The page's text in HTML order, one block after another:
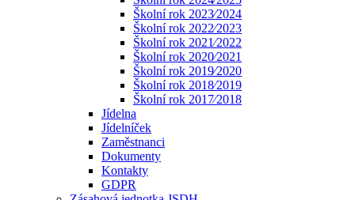
Školní rok 2023⁄2024
Školní rok 2022⁄2023
Školní rok 2021⁄2022
Školní rok 2020⁄2021
Školní rok 2019⁄2020
Školní rok 2018⁄2019
Školní rok 2017⁄2018
Jídelna
Jídelníček
Zaměstnanci
Dokumenty
Kontakty
GDPR